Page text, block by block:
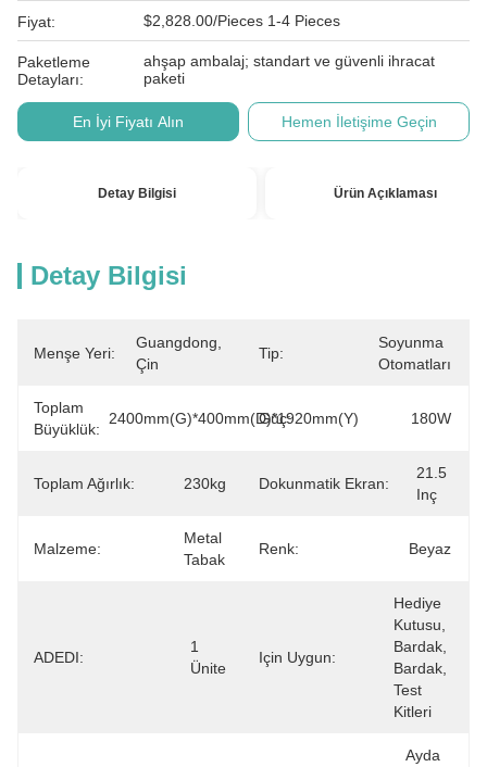
Fiyat: $2,828.00/Pieces 1-4 Pieces
Paketleme
Detayları:
ahşap ambalaj; standart ve güvenli ihracat
paketi
En İyi Fiyatı Alın Hemen İletişime Geçin
Detay Bilgisi Ürün Açıklaması
Detay Bilgisi
Menşe Yeri:
Guangdong,
Çin
Tip:
Soyunma
Otomatları
Toplam
Büyüklük:
2400mm(G)*400mm(D)*1920mm(Y)
Güç: 180W
Toplam Ağırlık: 230kg Dokunmatik Ekran:
21.5
Inç
Malzeme:
Metal
Tabak
Renk: Beyaz
ADEDI:
1
Ünite
Için Uygun:
Hediye
Kutusu,
Bardak,
Bardak,
Test
Kitleri
Ayda